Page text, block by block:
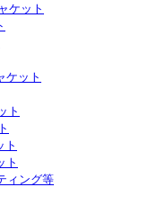
ケット
ケット
ト
ト
ト
ィング等